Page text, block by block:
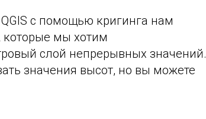
с помощью кригинга нам
которые мы хотим
слой непрерывных значений.
значения высот, но вы можете